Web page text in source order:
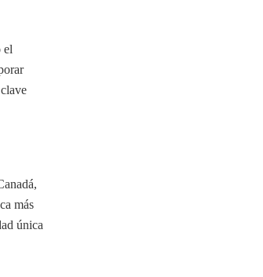
el
más
única